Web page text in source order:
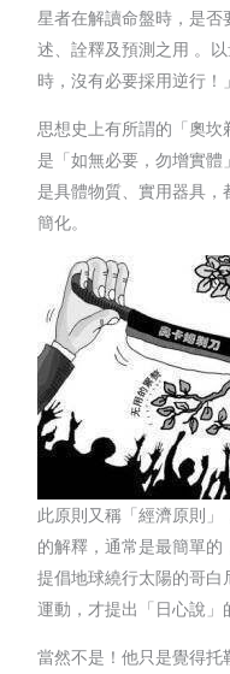
星者在解讀命盤時，是
述、詮釋及預測之用 。
時，沒有必要採用逆行！」
思想史上有所謂的「奧
是「如無必要，勿增實
是具體物質、實用器具
簡化。
此原則又稱「經濟原則
的解釋，通常是最簡單的
提倡地球繞行太陽的哥
運動，才提出「日心說」
當然不是！他只是覺得